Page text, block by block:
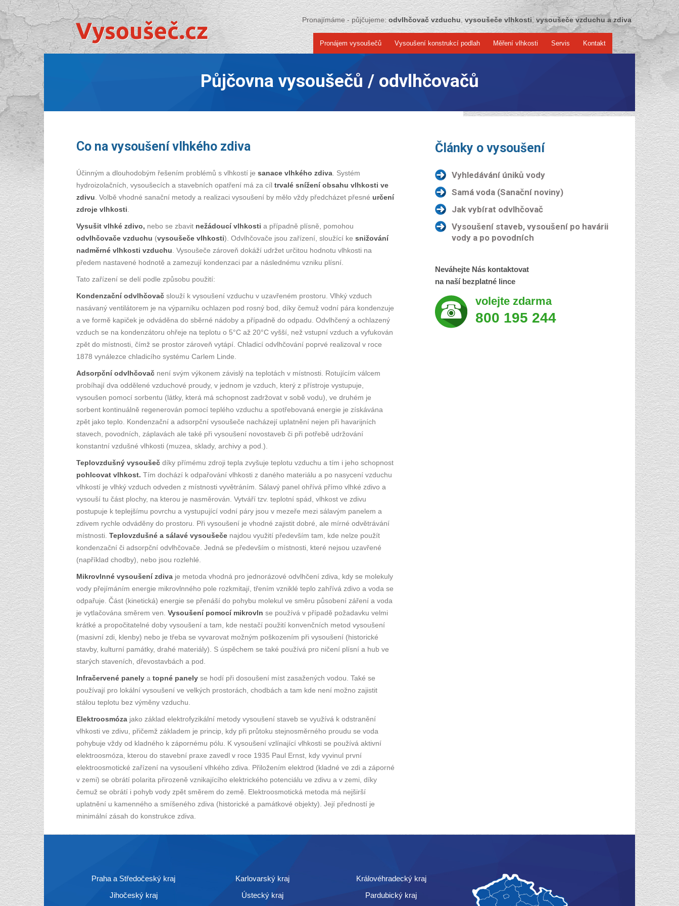
Pronajímáme - půjčujeme:odvlhčovač vzduchu,vysoušeče vlhkosti, vysoušeče vzduchu a zdiva
Pronájem vysoušečů Vysoušení konstrukcí podlah Měření vlhkosti Servis Kontakt
Půjčovna vysoušečů / odvlhčovačů
Co na vysoušení vlhkého zdiva
Účinným a dlouhodobým řešením problémů s vlhkostí je sanace vlhkého zdiva . Systém
hydroizolačních, vysoušecích a stavebních opatření má za cíl trvalé snížení obsahu vlhkosti ve
zdivu . Volbě vhodné sanační metody a realizaci vysoušení by mělo vždy předcházet přesné určení
zdroje vlhkosti
Vysušit vlhké zdivo, nebo se zbavit nežádoucí vlhkosti a případně plísně, pomohou
odvlhčovače vzduchu (vysoušeče vlhkosti). Odvlhčovače jsou zařízení, sloužící ke snižování
nadměrné vlhkosti vzduchu . Vysoušeče zároveň dokáží udržet určitou hodnotu vlhkosti na
předem nastavené hodnotě a zamezují kondenzaci par a následnému vzniku plísní.
Tato zařízení se delí podle způsobu použití:
Kondenzační odvlhčovač slouží k vysoušení vzduchu v uzavřeném prostoru. Vlhký vzduch
nasávaný ventilátorem je na výparníku ochlazen pod rosný bod, díky čemuž vodní pára kondenzuje
a ve formě kapiček je odváděna do sběrné nádoby a případně do odpadu. Odvlhčený a ochlazený
vzduch se na kondenzátoru ohřeje na teplotu o 5°C až 20°C vyšší, než vstupní vzduch a vyfukován
zpět do místnosti, čímž se prostor zároveň vytápí. Chladicí odvlhčování poprvé realizoval v roce
1878 vynálezce chladicího systému Carlem Linde.
Adsorpční odvlhčovač není svým výkonem závislý na teplotách v místnosti. Rotujícím válcem
probíhají dva oddělené vzduchové proudy, v jednom je vzduch, který z přístroje vystupuje,
vysoušen pomocí sorbentu (látky, která má schopnost zadržovat v sobě vodu), ve druhém je
sorbent kontinuálně regenerován pomocí teplého vzduchu a spotřebovaná energie je získávána
zpět jako teplo. Kondenzační a adsorpční vysoušeče nacházejí uplatnění nejen při havarijních
stavech, povodních, záplavách ale také při vysoušení novostaveb či při potřebě udržování
konstantní vzdušné vlhkosti (muzea, sklady, archivy a pod.).
Teplovzdušný vysoušeč díky přímému zdroji tepla zvyšuje teplotu vzduchu a tím i jeho schopnost
pohlcovat vlhkost. Tím dochází k odpařování vlhkosti z daného materiálu a po nasycení vzduchu
vlhkostí je vlhký vzduch odveden z místnosti vyvětráním. Sálavý panel ohřívá přímo vlhké zdivo a
vysouší tu část plochy, na kterou je nasměrován. Vytváří tzv. teplotní spád, vlhkost ve zdivu
postupuje k teplejšímu povrchu a vystupující vodní páry jsou v mezeře mezi sálavým panelem a
zdivem rychle odváděny do prostoru. Při vysoušení je vhodné zajistit dobré, ale mírné odvětrávání
místnosti. Teplovzdušné a sálavé vysoušeče najdou využití především tam, kde nelze použít
kondenzační či adsorpční odvlhčovače. Jedná se především o místnosti, které nejsou uzavřené
(například chodby), nebo jsou rozlehlé.
Mikrovlnné vysoušení zdiva je metoda vhodná pro jednorázové odvlhčení zdiva, kdy se molekuly
vody přejímáním energie mikrovlnného pole rozkmitají, třením vzniklé teplo zahřívá zdivo a voda se
odpařuje. Část (kinetická) energie se přenáší do pohybu molekul ve směru působení záření a voda
je vytlačována směrem ven. Vysoušení pomocí mikrovln se používá v případě požadavku velmi
krátké a propočitatelné doby vysoušení a tam, kde nestačí použití konvenčních metod vysoušení
(masivní zdi, klenby) nebo je třeba se vyvarovat možným poškozením při vysoušení (historické
stavby, kulturní památky, drahé materiály). S úspěchem se také používá pro ničení plísní a hub ve
starých staveních, dřevostavbách a pod.
Infračervené panely a topné panely se hodí při dosoušení míst zasažených vodou. Také se
používají pro lokální vysoušení ve velkých prostorách, chodbách a tam kde není možno zajistit
stálou teplotu bez výměny vzduchu.
Elektroosmóza jako základ elektrofyzikální metody vysoušení staveb se využívá k odstranění
vlhkosti ve zdivu, přičemž základem je princip, kdy při průtoku stejnosměrného proudu se voda
pohybuje vždy od kladného k zápornému pólu. K vysoušení vzlínající vlhkosti se používá aktivní
elektroosmóza, kterou do stavební praxe zavedl v roce 1935 Paul Ernst, kdy vyvinul první
elektroosmotické zařízení na vysoušení vlhkého zdiva. Přiložením elektrod (kladné ve zdi a záporné
v zemi) se obrátí polarita přirozeně vznikajícího elektrického potenciálu ve zdivu a v zemi, díky
čemuž se obrátí i pohyb vody zpět směrem do země. Elektroosmotická metoda má nejširší
uplatnění u kamenného a smíšeného zdiva (historické a památkové objekty). Její předností je
minimální zásah do konstrukce zdiva.
Články o vysoušení
Vyhledávání úniků vody
Samá voda (Sanační noviny)
Jak vybírat odvlhčovač
Vysoušení staveb, vysoušení po havárii
vody a po povodních
Neváhejte Nás kontaktovat
na naší bezplatné lince
volejte zdarma
800 195 244
Praha a Středočeský kraj
Jihočeský kraj
Karlovarský kraj
Ústecký kraj
Královéhradecký kraj
Pardubický kraj